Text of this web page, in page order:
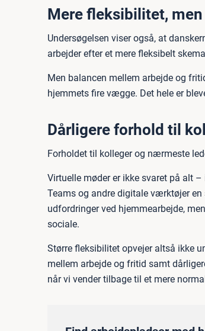
Mere fleksibilitet,
Undersøgelsen viser også, at
arbejder efter et mere fleksibelt
Men balancen mellem arbejde og
hjemmets fire vægge. Det hele er
Dårligere forhold til
Forholdet til kolleger og nærmeste
Virtuelle møder er ikke svaret på alt
Teams og andre digitale værktøjer
udfordringer ved hjemmearbejde,
sociale.
Større fleksibilitet opvejer altså ikke
mellem arbejde og fritid samt
når vi vender tilbage til et mere